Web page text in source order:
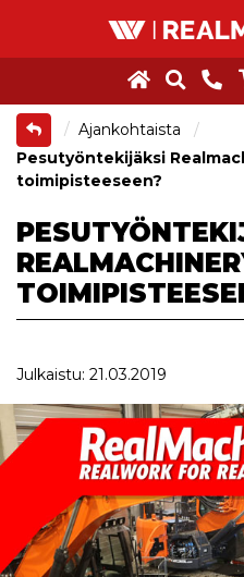
Ajankohtaista
Pesutyöntekijäksi
toimipisteeseen?
Julkaistu: 21.03.2019